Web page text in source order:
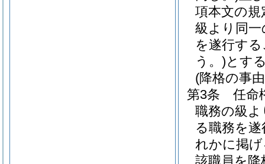
項本文の
級より同
を遂行す
う。)とす
(降格の事
第3条
任命
職務の級
る職務を
れかに掲
該職員を